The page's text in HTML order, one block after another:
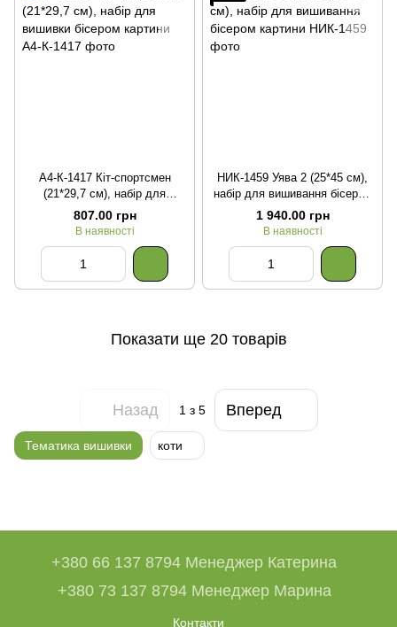
А4-К-1417 Кіт-спортсмен
(21*29,7 см), набір для
вишивки бісером картини
807.00 грн
В наявності
НИК-1459 Уява 2 (25*45 см),
набір для вишивання бісером
картини
1 940.00 грн
В наявності
Показати ще 20 товарів
Назад 1з 5 Вперед
Тематика вишивки коти
+380 66 137 8794 Менеджер Катерина
+380 73 137 8794 Менеджер Марина
Контакти